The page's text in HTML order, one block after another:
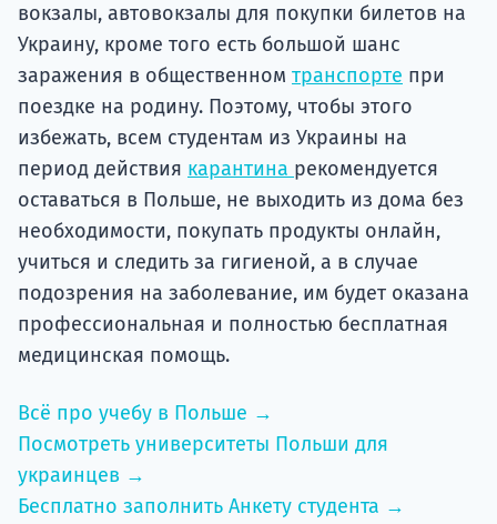
вокзалы, автовокзалы для покупки билетов на
Украину, кроме того есть большой шанс
заражения в общественном транспорте при
поездке на родину. Поэтому, чтобы этого
избежать, всем студентам из Украины на
период действия карантина рекомендуется
оставаться в Польше, не выходить из дома без
необходимости, покупать продукты онлайн,
учиться и следить за гигиеной, а в случае
подозрения на заболевание, им будет оказана
профессиональная и полностью бесплатная
медицинская помощь.
Всё про учебу в Польше →
Посмотреть университеты Польши для
украинцев →
Бесплатно заполнить Анкету студента →